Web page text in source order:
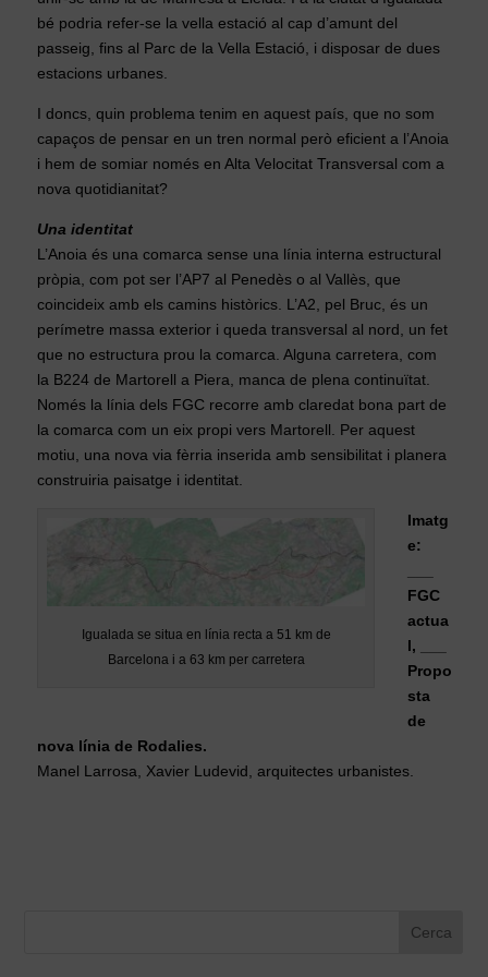
bé podria refer-se la vella estació al cap d’amunt del
passeig, fins al Parc de la Vella Estació, i disposar de dues
estacions urbanes.
I doncs, quin problema tenim en aquest país, que no som
capaços de pensar en un tren normal però eficient a l’Anoia
i hem de somiar només en Alta Velocitat Transversal com a
nova quotidianitat?
Una identitat
L’Anoia és una comarca sense una línia interna estructural
pròpia, com pot ser l’AP7 al Penedès o al Vallès, que
coincideix amb els camins històrics. L’A2, pel Bruc, és un
perímetre massa exterior i queda transversal al nord, un fet
que no estructura prou la comarca. Alguna carretera, com
la B224 de Martorell a Piera, manca de plena continuïtat.
Només la línia dels FGC recorre amb claredat bona part de
la comarca com un eix propi vers Martorell. Per aquest
motiu, una nova via fèrria inserida amb sensibilitat i planera
construiria paisatge i identitat.
Igualada se situa en línia recta a 51 km de
Barcelona i a 63 km per carretera
Imatg
e:
FGC
actua
l, ___
Propo
sta
de
nova línia de Rodalies.
Manel Larrosa, Xavier Ludevid, arquitectes urbanistes.